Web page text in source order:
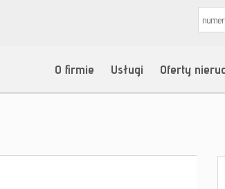
O firmie Usługi Oferty